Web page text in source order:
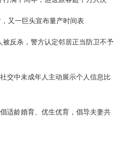
又一巨头宣布量产时间表
反杀，警方认定邻居正当防卫不予
交中未成年人主动展示个人信息比
适龄婚育、优生优育，倡导夫妻共